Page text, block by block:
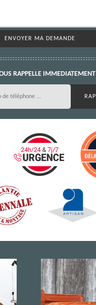
RAPPELLE IMMEDIATEMENT